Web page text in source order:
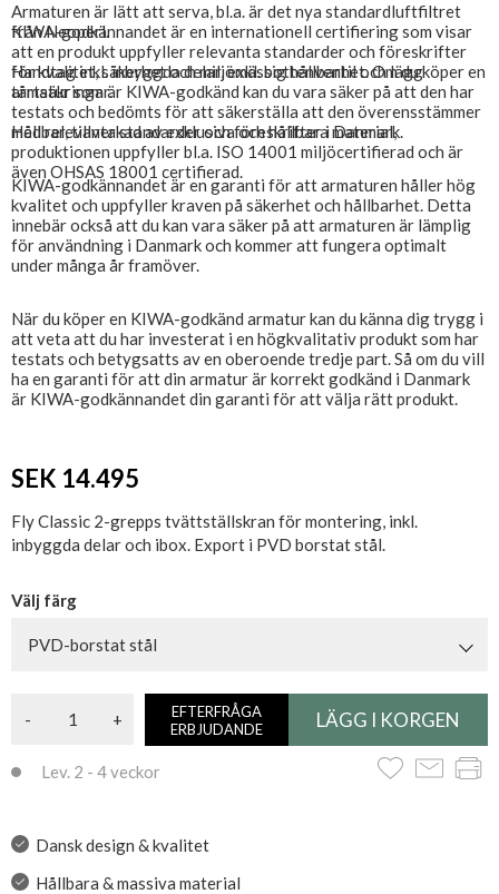
Armaturen är lätt att serva, bl.a. är det nya standardluftfiltret
från Neoperl.
Handtag inkl. inbyggda delar, exkl. bottenventil och lägg
tårtsäkringar.
Hållbar, tillverkad av exklusiva och hållbara material,
produktionen uppfyller bl.a. ISO 14001 miljöcertifierad och är
även OHSAS 18001 certifierad.
KIWA-godkännandet är en internationell certifiering som visar
att en produkt uppfyller relevanta standarder och föreskrifter
för kvalitet, säkerhet och miljömässig hållbarhet. Om du köper en
armatur som är KIWA-godkänd kan du vara säker på att den har
testats och bedömts för att säkerställa att den överensstämmer
med relevanta standarder och föreskrifter i Danmark.
KIWA-godkännandet är en garanti för att armaturen håller hög
kvalitet och uppfyller kraven på säkerhet och hållbarhet. Detta
innebär också att du kan vara säker på att armaturen är lämplig
för användning i Danmark och kommer att fungera optimalt
under många år framöver.
När du köper en KIWA-godkänd armatur kan du känna dig trygg i
att veta att du har investerat i en högkvalitativ produkt som har
testats och betygsatts av en oberoende tredje part. Så om du vill
ha en garanti för att din armatur är korrekt godkänd i Danmark
är KIWA-godkännandet din garanti för att välja rätt produkt.
SEK 14.495
Fly Classic 2-grepps tvättställskran för montering, inkl.
inbyggda delar och ibox. Export i PVD borstat stål.
Välj färg
PVD-borstat stål
- +
EFTERFRÅGA
ERBJUDANDE
Lev. 2 - 4 veckor
Dansk design & kvalitet
Hållbara & massiva material